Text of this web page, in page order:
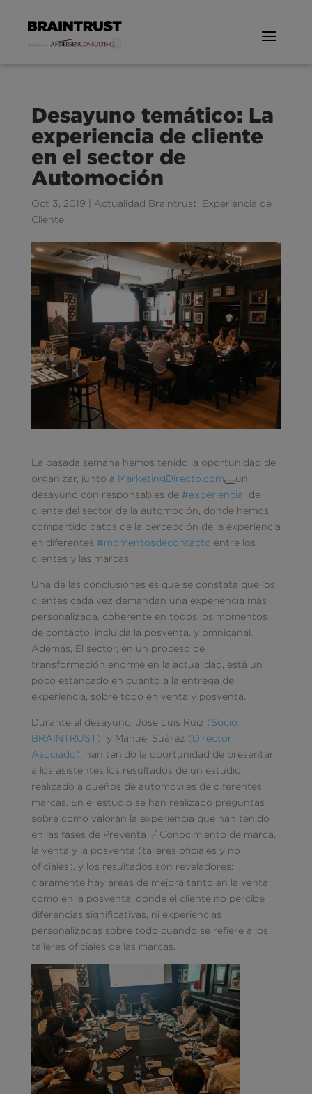
Desayuno temático: La
experiencia de cliente
en el sector de
Automoción
Oct 3, 2019 Actualidad Braintrust Experiencia de
Cliente
La pasada semana hemos tenido la oportunidad de
organizar, junto a MarketingDirecto.com
un
desayuno con responsables de #experiencia de
cliente del sector de la automoción, donde hemos
compartido datos de la percepción de la experiencia
en diferentes #momentosdecontacto entre los
clientes y las marcas.
Una de las conclusiones es que se constata que los
clientes cada vez demandan una experiencia más
personalizada, coherente en todos los momentos
de contacto, incluida la posventa, y omnicanal.
Además, El sector, en un proceso de
transformación enorme en la actualidad, está un
poco estancado en cuanto a la entrega de
experiencia, sobre todo en venta y posventa.
Durante el desayuno, Jose Luis Ruiz (Socio
BRAINTRUST) y Manuel Suárez (Director
Asociado) , han tenido la oportunidad de presentar
a los asistentes los resultados de un estudio
realizado a dueños de automóviles de diferentes
marcas. En el estudio se han realizado preguntas
sobre cómo valoran la experiencia que han tenido
en las fases de Preventa / Conocimiento de marca,
la venta y la posventa (talleres oficiales y no
oficiales), y los resultados son reveladores:
claramente hay áreas de mejora tanto en la venta
como en la posventa, donde el cliente no percibe
diferencias significativas, ni experiencias
personalizadas sobre todo cuando se refiere a los
talleres oficiales de las marcas.